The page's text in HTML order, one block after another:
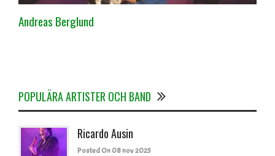
Andreas Berglund
POPULÄRA ARTISTER OCH BAND
Ricardo Ausin
Posted On 08 nov 2025